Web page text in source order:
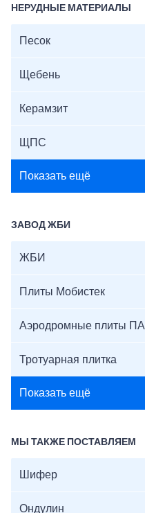
НЕРУДНЫЕ МАТЕРИАЛЫ
Песок
Щебень
Керамзит
ЩПС
Показать ещё
ЗАВОД ЖБИ
ЖБИ
Плиты Мобистек
Аэродромные плиты
Тротуарная плитка
Показать ещё
МЫ ТАКЖЕ ПОСТАВЛЯЕМ
Шифер
Ондулин